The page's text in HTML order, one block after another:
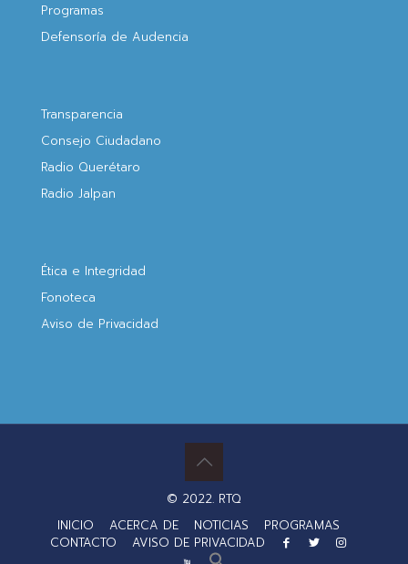
Programas
Defensoría de Audencia
Transparencia
Consejo Ciudadano
Radio Querétaro
Radio Jalpan
Ética e Integridad
Fonoteca
Aviso de Privacidad
© 2022. RTQ
INICIO
ACERCA DE NOTICIAS
PROGRAMAS
CONTACTO
AVISO DE PRIVACIDAD